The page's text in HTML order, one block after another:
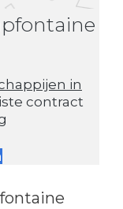
in
contract